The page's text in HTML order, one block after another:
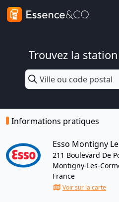
Trouvez la
Informations pratiques
Esso Montigny
211 Boulevard De
Montigny-Les-
France
Voir sur la carte